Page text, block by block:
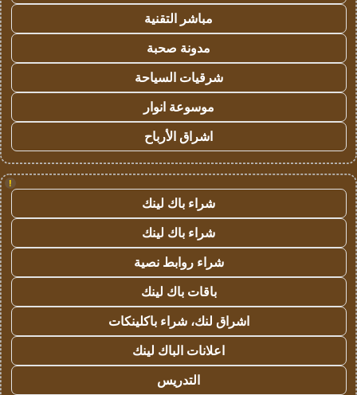
مباشر التقنية
مدونة صحبة
شرقيات السياحة
موسوعة انوار
اشراق الأرباح
!
شراء باك لينك
شراء باك لينك
شراء روابط نصية
باقات باك لينك
اشراق لنك، شراء باكلينكات
اعلانات الباك لينك
التدريس